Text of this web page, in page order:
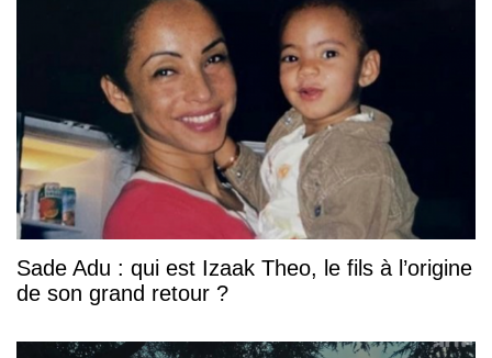
Sade Adu : qui est Izaak Theo, le fils à l’origine
de son grand retour ?